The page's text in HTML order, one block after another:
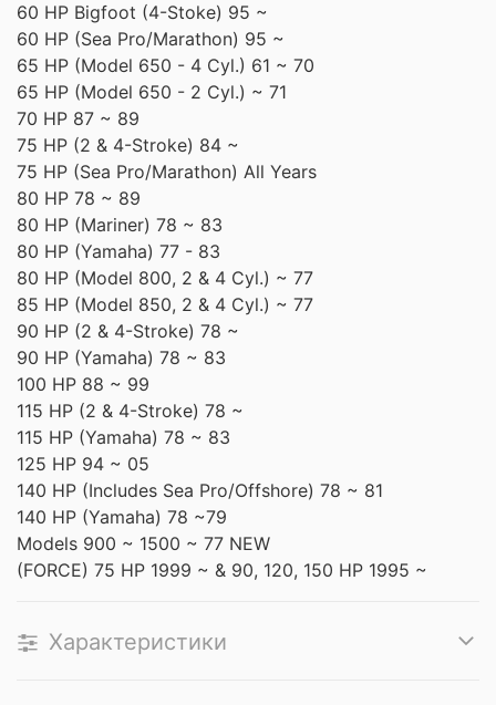
60 HP Bigfoot (4-Stoke) 95 ~
60 HP (Sea Pro/Marathon) 95 ~
65 HP (Model 650 - 4 Cyl.) 61 ~ 70
65 HP (Model 650 - 2 Cyl.) ~ 71
70 HP 87 ~ 89
75 HP (2 & 4-Stroke) 84 ~
75 HP (Sea Pro/Marathon) All Years
80 HP 78 ~ 89
80 HP (Mariner) 78 ~ 83
80 HP (Yamaha) 77 - 83
80 HP (Model 800, 2 & 4 Cyl.) ~ 77
85 HP (Model 850, 2 & 4 Cyl.) ~ 77
90 HP (2 & 4-Stroke) 78 ~
90 HP (Yamaha) 78 ~ 83
100 HP 88 ~ 99
115 HP (2 & 4-Stroke) 78 ~
115 HP (Yamaha) 78 ~ 83
125 HP 94 ~ 05
140 HP (Includes Sea Pro/Offshore) 78 ~ 81
140 HP (Yamaha) 78 ~79
Models 900 ~ 1500 ~ 77 NEW
(FORCE) 75 HP 1999 ~ & 90, 120, 150 HP 1995 ~
Характеристики